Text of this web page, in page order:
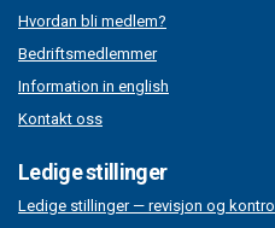
Hvordan bli medlem?
Bedriftsmedlemmer
Information in english
Kontakt oss
Ledige stillinger
Ledige stillinger — revisjon og kontroll